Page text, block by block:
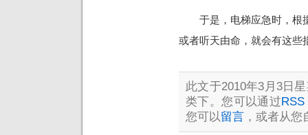
于是，电梯应急时，根
或者听天由命，就会有这些
此文于2010年3月3日
类下。您可以通过RSS
您可以留言 ，或者从